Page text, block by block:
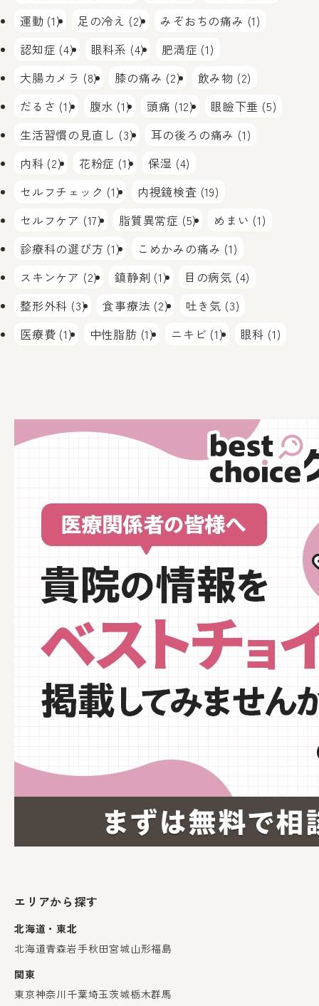
運動 (1)
足の冷え (2)
みぞおちの痛み (1)
認知症 (4)
眼科系 (4)
肥満症 (1)
大腸カメラ (8)
膝の痛み (2)
飲み物 (2)
だるさ (1)
腹水 (1) 頭痛 (12)
眼瞼下垂 (5)
生活習慣の見直し (3)
耳の後ろの痛み (1)
内科 (2)
花粉症 (1)
保湿 (4)
セルフチェック (1)
内視鏡検査 (19)
セルフケア (17)
脂質異常症 (5)
めまい (1)
診療科の選び方 (1)
こめかみの痛み (1)
スキンケア (2)
鎮静剤 (1)
目の病気 (4)
整形外科 (3)
食事療法 (2)
吐き気 (3)
医療費 (1)
中性脂肪 (1) ニキビ (1) 眼科 (1)
エリアから探す
北海道・東北
北海道青森岩手秋田宮城山形福島
関東
東京神奈川 千葉埼玉茨城栃木群馬